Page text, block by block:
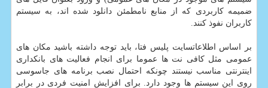
ضمیمه كاربردی كه از منابع نامطمئن دانلود شده اند، به سیستم
كاربران نفوذ كنند.
بر اساس اطلاعاتسایت پلیس فتا، باید توجه داشته باشید مكان های
عمومی مثل كافی نت ها عموما برای انجام فعالیت های بانكداری
اینترنتی مناسب نیستند چونكه احتمال نصب برنامه های جاسوسی
روی این سیستم ها وجود دارد. برای افزایش امنیت فردی در برابر